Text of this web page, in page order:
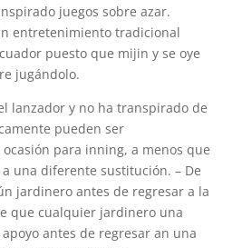
juegos sobre azar.
entretenimiento tradicional
puesto que mijin y se oye
jugándolo.
lanzador y no ha transpirado de
pueden ser
para inning, a menos que
una diferente sustitución. – De
jardinero antes de regresar a la
que cualquier jardinero una
antes de regresar an una